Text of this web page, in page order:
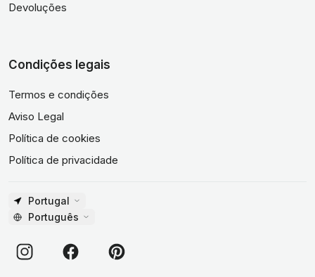
Devoluções
Condições legais
Termos e condições
Aviso Legal
Política de cookies
Política de privacidade
Portugal
Português